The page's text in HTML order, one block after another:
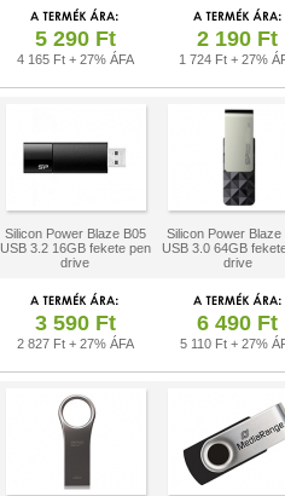
5 290 Ft
4 165 Ft + 27% ÁFA
2 190 Ft
1 724 Ft + 27%
Silicon Power Blaze B05
USB 3.2 16GB fekete pen
drive
Silicon Power Blaze
USB 3.0 64GB
drive
3 590 Ft
2 827 Ft + 27% ÁFA
6 490 Ft
5 110 Ft + 27%